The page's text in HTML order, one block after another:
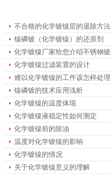
不合格的化学镀镍层的退除方法
镍磷镀（化学镀镍）的还原剂
化学镀镍厂家给您介绍不锈钢
化学镀镍过滤装置的设计
难以化学镀镍的工件该怎样处理
镍磷镀的技术应用浅析
化学镀镍的温度体现
化学镀镍液稳定性如何测定
化学镀镍前的除油
温度对化学镀镍的影响
化学镀镍的情况
关于化学镀镍意义的理解